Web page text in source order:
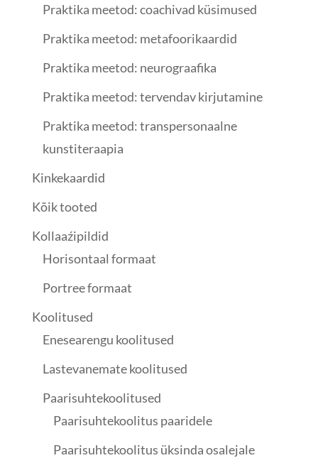
Praktika meetod: coachivad küsimused
Praktika meetod: metafoorikaardid
Praktika meetod: neurograafika
Praktika meetod: tervendav kirjutamine
Praktika meetod: transpersonaalne
kunstiteraapia
Kinkekaardid
Kõik tooted
Kollaaźipildid
Horisontaal formaat
Portree formaat
Koolitused
Enesearengu koolitused
Lastevanemate koolitused
Paarisuhtekoolitused
Paarisuhtekoolitus paaridele
Paarisuhtekoolitus üksinda osalejale